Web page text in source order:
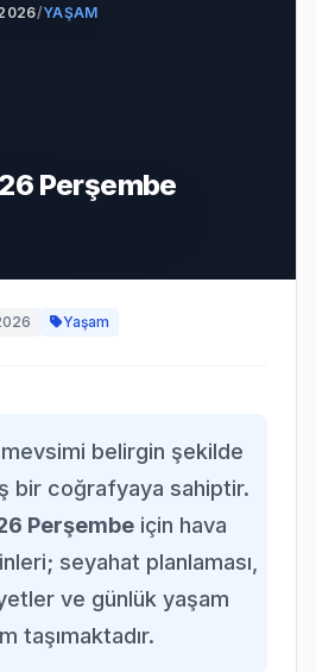
/YAŞAM
Perşembe
Yaşam
belirgin şekilde
bir coğrafyaya sahiptir.
Perşembe için hava
seyahat planlaması,
ve günlük yaşam
taşımaktadır.